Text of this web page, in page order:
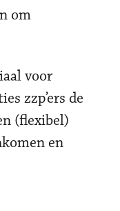
om
voor
zzp’ers de
(flexibel)
en